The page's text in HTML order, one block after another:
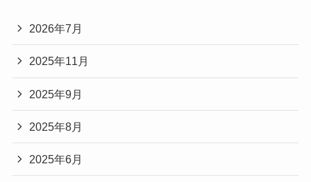
2026年7月
2025年11月
2025年9月
2025年8月
2025年6月